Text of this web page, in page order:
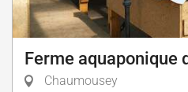
Ferme aquaponique
Chaumousey